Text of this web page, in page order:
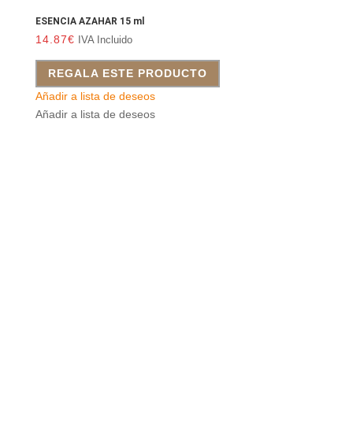
ESENCIA AZAHAR 15 ml
14.87€ IVA Incluido
REGALA ESTE PRODUCTO
Añadir a lista de deseos
Añadir a lista de deseos